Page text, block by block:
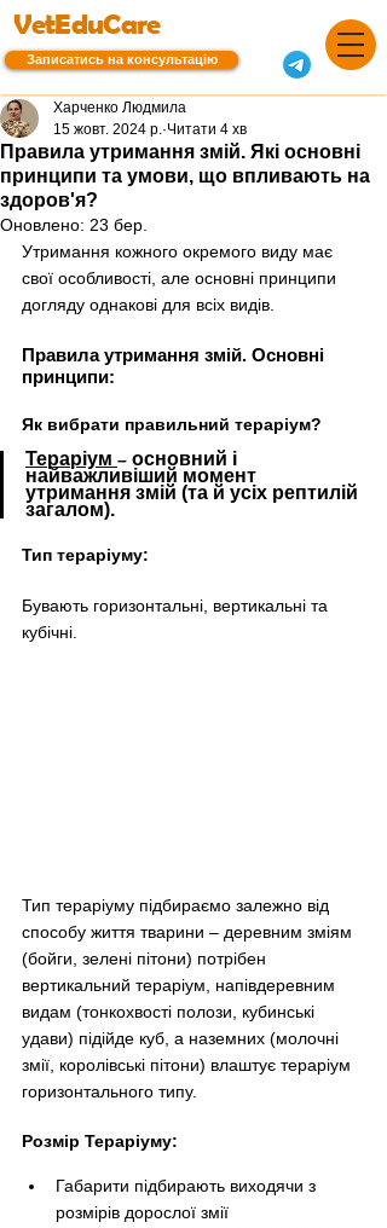
VetEduCare
Записатись на консультацію
Правила утримання змій. Які основні
принципи та умови, що впливають на
здоров'я?
Харченко Людмила
15 жовт. 2024 р. Читати 4 хв
Оновлено: 23 бер.
Утримання кожного окремого виду має
свої особливості, але основні принципи
догляду однакові для всіх видів.
Правила утримання змій. Основні
принципи:
Як вибрати правильний тераріум?
Тераріум – основний і
найважливіший момент
утримання змій (та й усіх рептилій
загалом).
Тип тераріуму:
Бувають горизонтальні, вертикальні та
кубічні.
Тип тераріуму підбираємо залежно від
способу життя тварини – деревним зміям
(бойги, зелені пітони) потрібен
вертикальний тераріум, напівдеревним
видам (тонкохвості полози, кубинські
удави) підійде куб, а наземних (молочні
змії, королівські пітони) влаштує тераріум
горизонтального типу.
Розмір Тераріуму:
Габарити підбирають виходячи з
розмірів дорослої змії